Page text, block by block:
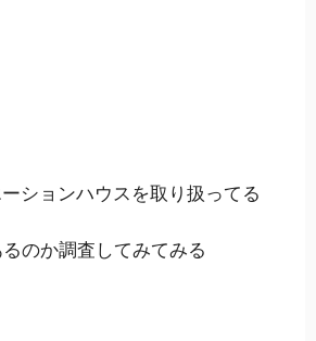
ションハウスを取り扱ってる
のか調査してみてみる